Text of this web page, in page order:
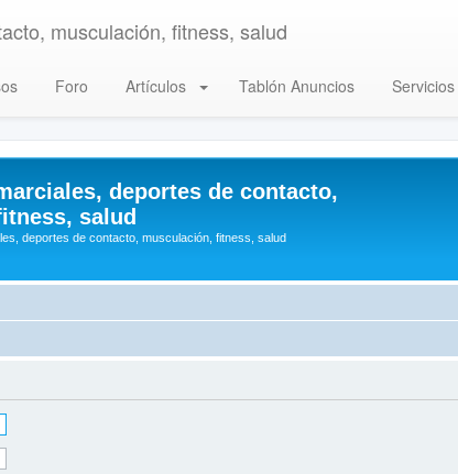
musculación, fitness, salud
Foro Artículos Tablón Anuncios Servicios
deportes de contacto,
salud
deportes de contacto, musculación, fitness, salud